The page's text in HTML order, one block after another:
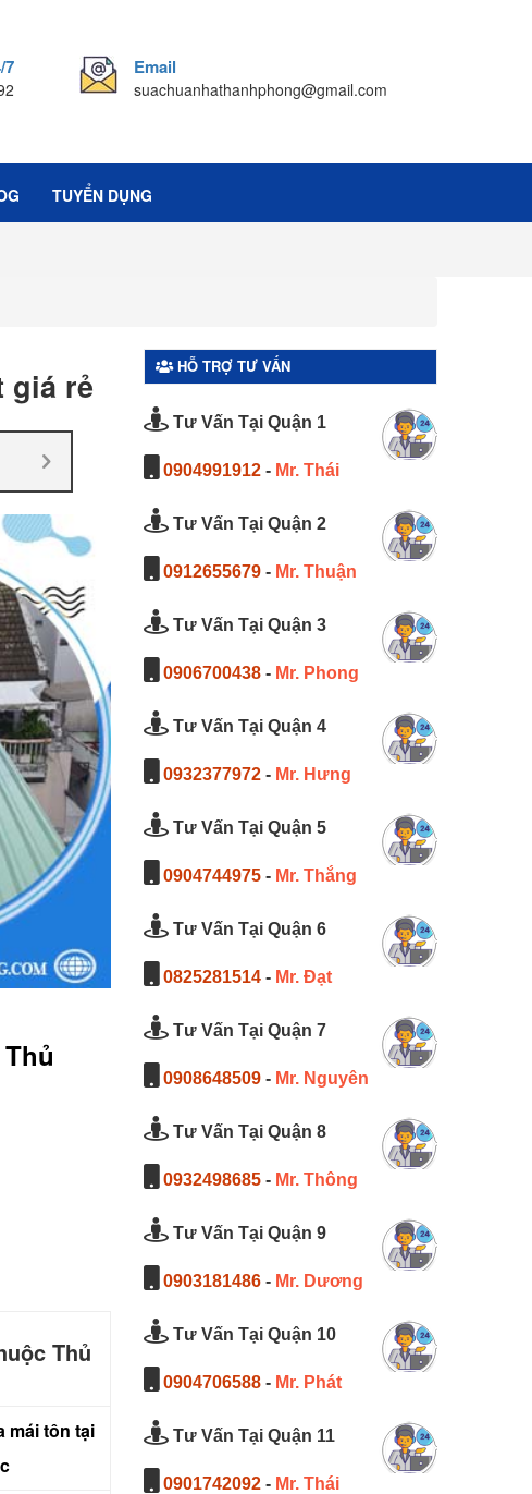
7 Email
suachuanhathanhphong@gmail.com
TUYỂN DỤNG
giá rẻ
Thủ
mái tôn tại
HỖ TRỢ TƯ VẤN
Tư Vấn Tại Quận 1
0904991912 - Mr. Thái
Tư Vấn Tại Quận 2
0912655679 - Mr. Thuận
Tư Vấn Tại Quận 3
0906700438 - Mr. Phong
Tư Vấn Tại Quận 4
0932377972 - Mr. Hưng
Tư Vấn Tại Quận 5
0904744975 - Mr. Thắng
Tư Vấn Tại Quận 6
0825281514 - Mr. Đạt
Tư Vấn Tại Quận 7
0908648509 - Mr. Nguyên
Tư Vấn Tại Quận 8
0932498685 - Mr. Thông
Tư Vấn Tại Quận 9
0903181486 - Mr. Dương
Tư Vấn Tại Quận 10
0904706588 - Mr. Phát
Tư Vấn Tại Quận 11
0901742092 - Mr. Thái